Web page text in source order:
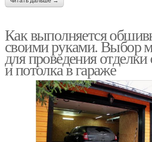
Как выполняется
своими руками. Выбор
для проведения отделки
и потолка в гараже